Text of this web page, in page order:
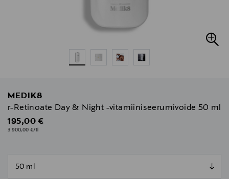
MEDIK8
r-Retinoate Day & Night -vitamiiniseerumivoide 50 ml
Original Price
195,00 €
3 900,00 €/1l
null